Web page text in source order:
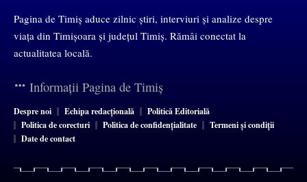
Pagina de Timiș aduce zilnic știri, interviuri și analize despre
viața din Timișoara și județul Timiș. Rămâi conectat la
actualitatea locală.
Informații Pagina de Timiș
Despre noi Echipa redacțională
Politică Editorială
Politica de corecturi
Politica de confidențialitate
Termeni și condiții
Date de contact